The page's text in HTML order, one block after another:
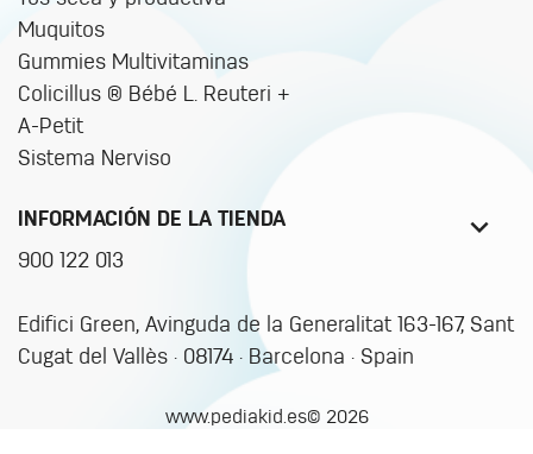
Muquitos
Gummies Multivitaminas
Colicillus ® Bébé L. Reuteri +
A-Petit
Sistema Nerviso
INFORMACIÓN DE LA TIENDA
900 122 013
Edifici Green, Avinguda de la Generalitat 163-167, Sant
Cugat del Vallès · 08174 · Barcelona · Spain
www.pediakid.es© 2026